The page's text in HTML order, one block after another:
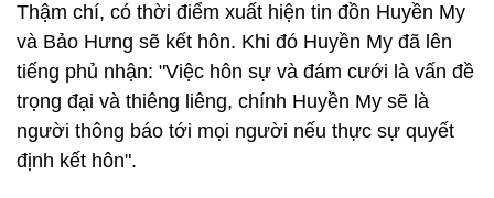
Thậm chí, có thời điểm xuất hiện tin đồn Huyền My
và Bảo Hưng sẽ kết hôn. Khi đó Huyền My đã lên
tiếng phủ nhận: "Việc hôn sự và đám cưới là vấn đề
trọng đại và thiêng liêng, chính Huyền My sẽ là
người thông báo tới mọi người nếu thực sự quyết
định kết hôn".